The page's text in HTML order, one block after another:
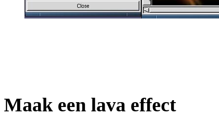
Maak een lava effect